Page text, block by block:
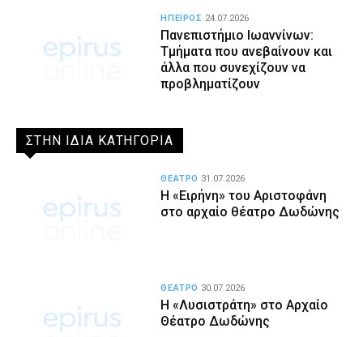
Πανεπιστήμιο Ιωαννίνων:
Τμήματα που ανεβαίνουν και
άλλα που συνεχίζουν να
προβληματίζουν
ΗΠΕΙΡΟΣ 24.07.2026
ΣΤΗΝ ΙΔΙΑ ΚΑΤΗΓΟΡΙΑ
Η «Ειρήνη» του Αριστοφάνη
στο αρχαίο θέατρο Δωδώνης
ΘΕΑΤΡΟ 31.07.2026
Η «Λυσιστράτη» στο Αρχαίο
Θέατρο Δωδώνης
ΘΕΑΤΡΟ 30.07.2026